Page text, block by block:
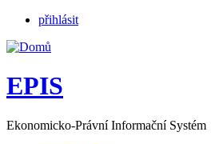
přihlásit
EPIS
Ekonomicko-Právní Informační Systém